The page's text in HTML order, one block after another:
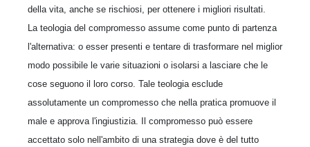
della vita, anche se rischiosi, per ottenere i migliori risultati.
La teologia del compromesso assume come punto di partenza
l'alternativa: o esser presenti e tentare di trasformare nel miglior
modo possibile le varie situazioni o isolarsi a lasciare che le
cose seguono il loro corso. Tale teologia esclude
assolutamente un compromesso che nella pratica promuove il
male e approva l'ingiustizia. Il compromesso può essere
accettato solo nell'ambito di una strategia dove è del tutto